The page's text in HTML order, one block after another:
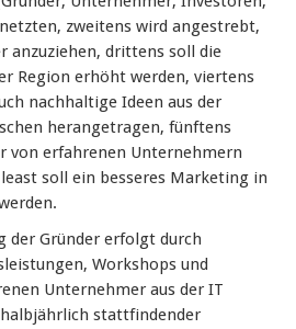
zweitens wird angestrebt,
anzuziehen, drittens soll die
Region erhöht werden, viertens
nachhaltige Ideen aus der
herangetragen, fünftens
von erfahrenen Unternehmern
soll ein besseres Marketing in
der Gründer erfolgt durch
Workshops und
Unternehmer aus der IT
stattfindender